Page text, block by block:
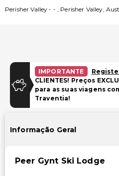
Perisher Valley - -, Perisher Valley,
IMPORTANTE
CLIENTES! Preços
para as suas viagens
Traventia!
Informação Geral
Peer Gynt Ski Lodge